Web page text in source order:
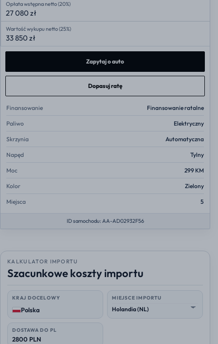
Opłata wstępna netto (20%)
27 080 zł
Wartość wykupu netto (25%)
33 850 zł
Zapytaj o auto
Dopasuj ratę
Finansowanie Finansowanie ratalne
Paliwo Elektryczny
Skrzynia Automatyczna
Napęd Tylny
Moc 299 KM
Kolor Zielony
Miejsca 5
ID samochodu: AA-AD02932F56
KALKULATOR IMPORTU
Szacunkowe koszty importu
KRAJ DOCELOWY
Polska
MIEJSCE IMPORTU
DOSTAWA DO PL
2800 PLN